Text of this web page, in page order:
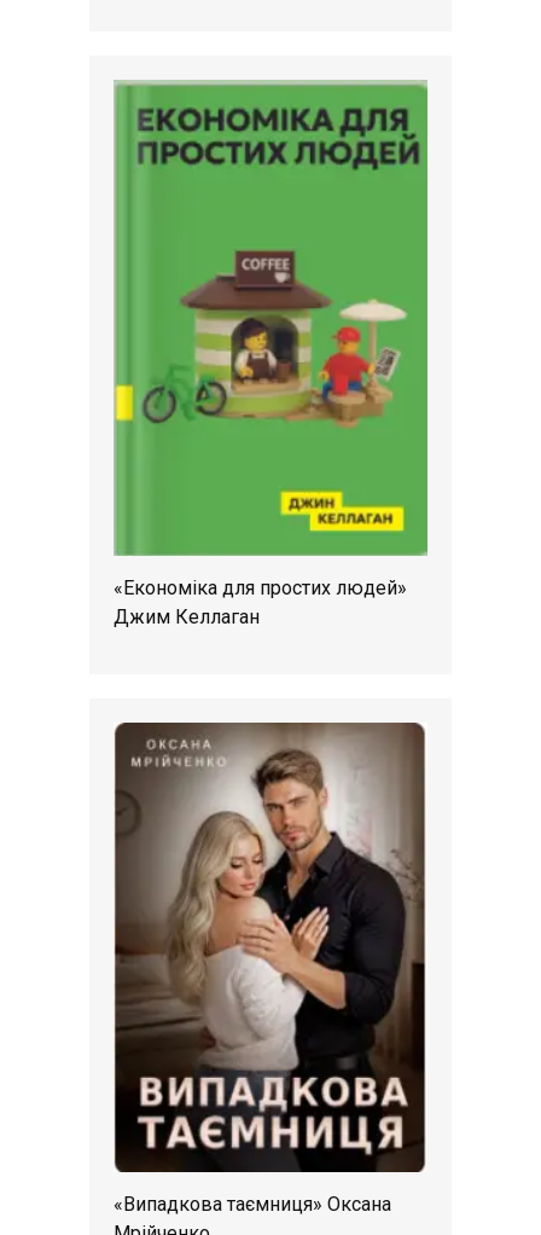
«Економіка для простих людей»
Джим Келлаган
«Випадкова таємниця» Оксана